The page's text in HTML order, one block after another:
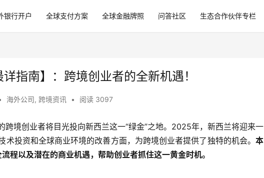
银行开户 全球支付方案 全球金融牌照 问答社区 生态合作伙伴专栏
指南】：跨境创业者的全新机遇！
海外公司, 跨境资讯 • 阅读 3097
跨境创业者将目光投向新西兰这一“绿金”之地。2025年，新西兰将迎来一
投资和全球商业环境的改善方面，为跨境创业者提供了独特的机会。 本
程以及潜在的商业机遇，帮助创业者抓住这一黄金时机。